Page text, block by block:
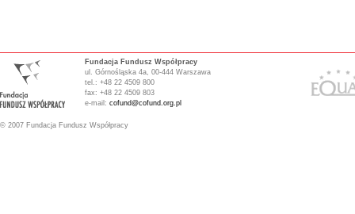
Fundacja Fundusz Współpracy
ul. Górnośląska 4a, 00-444 Warszawa
tel.: +48 22 4509 800
fax: +48 22 4509 803
e-mail: cofund@cofund.org.pl
© 2007 Fundacja Fundusz Współpracy